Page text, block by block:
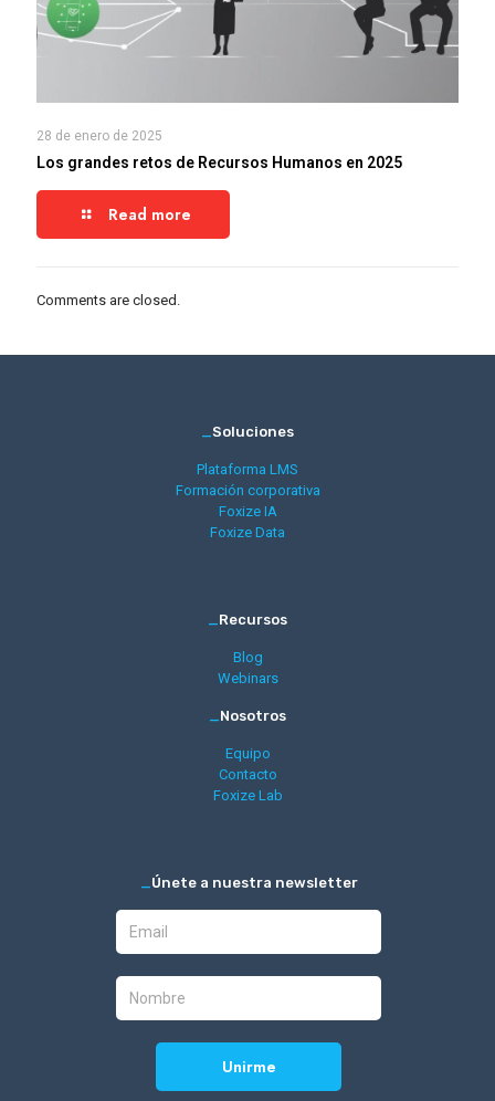
28 de enero de 2025
Los grandes retos de Recursos Humanos en 2025
Read more
Comments are closed.
_Soluciones
Plataforma LMS
Formación corporativa
Foxize IA
Foxize Data
_Recursos
Blog
Webinars
_Nosotros
Equipo
Contacto
Foxize Lab
_Únete a nuestra newsletter